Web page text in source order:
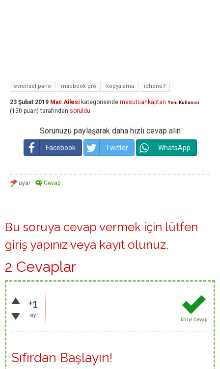
evrensel-pano macbook-pro kopyalama iphone7
23 Şubat 2019 Mac Ailesi kategorisinde mesutcankaptan Yeni Kullanıcı
(150 puan) tarafından soruldu
Sorunuzu paylaşarak daha hızlı cevap alın
Facebook Twitter WhatsApp
Bu soruya cevap vermek için lütfen
giriş yapınız veya kayıt olunuz.
2 Cevaplar
+1
oy
En İyi Cevap
Sıfırdan Başlayın!